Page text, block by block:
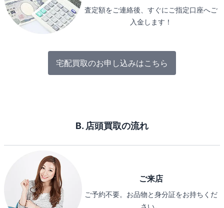
査定額をご連絡後、すぐにご指定口座へご
入金します！
宅配買取のお申し込みはこちら
B. 店頭買取の流れ
ご来店
ご予約不要。お品物と身分証をお持ちくだ
さい。